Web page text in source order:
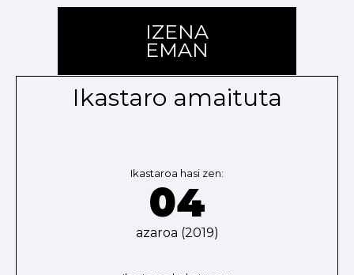
IZENA
EMAN
Ikastaro amaituta
Ikastaroa hasi zen:
04
azaroa (2019)